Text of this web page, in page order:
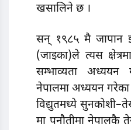
खसालिने छ ।
सन् १९८५ मै जापान
(जाइका)ले त्यस
सम्भाव्यता
नेपालमा अध्ययन
विद्युतमध्ये
मा पनौतीमा नेपालकै